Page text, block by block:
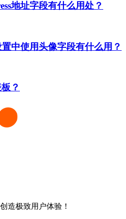
地址字段有什么用处？
中使用头像字段有什么用？
？
造极致用户体验！